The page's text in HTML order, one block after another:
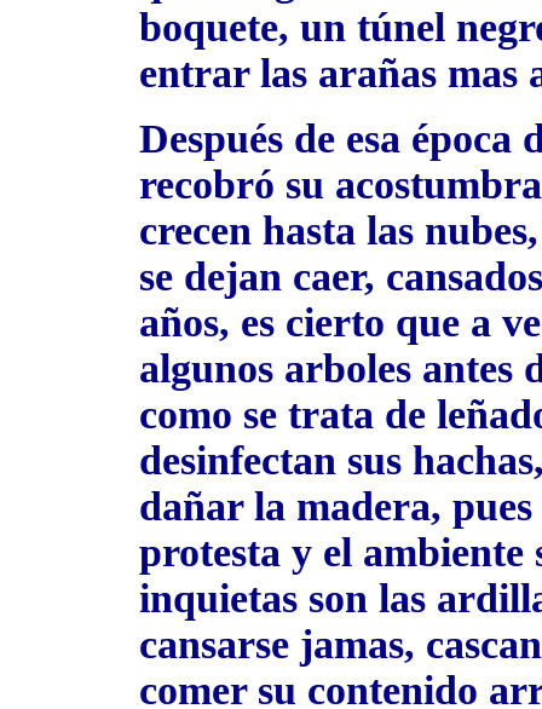
boquete, un túnel
entrar las arañas mas
Después de esa
recobró su
crecen hasta las
se dejan caer,
años, es cierto que a
algunos arboles antes
como se trata de
desinfectan sus
dañar la madera,
protesta y el ambiente
inquietas son las
cansarse jamas,
comer su contenido